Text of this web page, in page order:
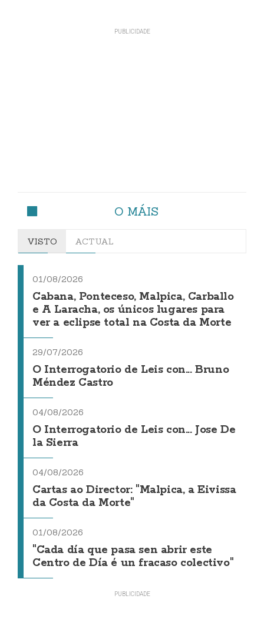
O MÁIS
VISTO ACTUAL
01/08/2026
Cabana, Ponteceso, Malpica, Carballo
e A Laracha, os únicos lugares para
ver a eclipse total na Costa da Morte
29/07/2026
O Interrogatorio de Leis con... Bruno
Méndez Castro
04/08/2026
O Interrogatorio de Leis con... Jose De
la Sierra
04/08/2026
Cartas ao Director: "Malpica, a Eivissa
da Costa da Morte"
01/08/2026
"Cada día que pasa sen abrir este
Centro de Día é un fracaso colectivo"